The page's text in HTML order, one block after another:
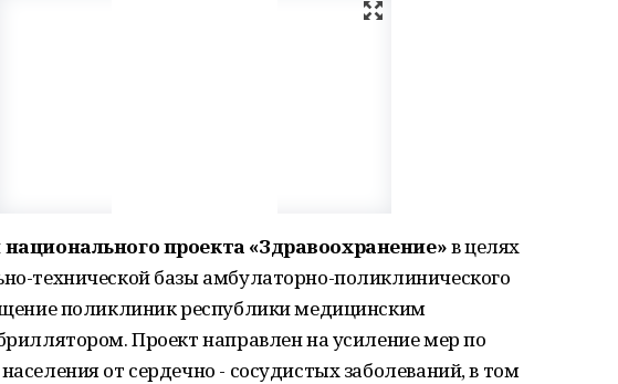
проекта «Здравоохранение»в целях
технической базы амбулаторно-поликлинического
поликлиник республики медицинским
Проект направлен на усиление мер по
от сердечно - сосудистых заболеваний, в том